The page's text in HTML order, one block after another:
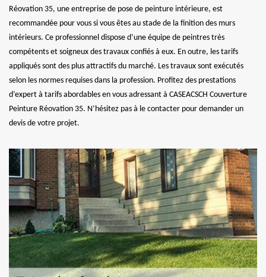
Réovation 35, une entreprise de pose de peinture intérieure, est
recommandée pour vous si vous êtes au stade de la finition des murs
intérieurs. Ce professionnel dispose d’une équipe de peintres très
compétents et soigneux des travaux confiés à eux. En outre, les tarifs
appliqués sont des plus attractifs du marché. Les travaux sont exécutés
selon les normes requises dans la profession. Profitez des prestations
d’expert à tarifs abordables en vous adressant à CASEACSCH Couverture
Peinture Réovation 35. N’hésitez pas à le contacter pour demander un
devis de votre projet.